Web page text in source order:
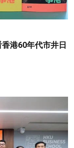
港60年代市井日